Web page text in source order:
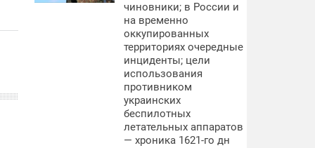
чиновники; в России и
на временно
оккупированных
территориях очередные
инциденты; цели
использования
противником
украинских
беспилотных
летательных аппаратов
— хроника 1621-го дн